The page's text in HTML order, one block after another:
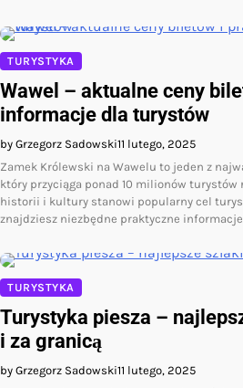
TURYSTYKA
Wawel – aktualne ceny
informacje dla turystów
by Grzegorz Sadowski11 lutego, 2025
Zamek Królewski na Wawelu to jeden z
który przyciąga ponad 10 milionów turystów
historii i kultury stanowi popularny cel
znajdziesz niezbędne praktyczne
TURYSTYKA
Turystyka piesza –
i za granicą
by Grzegorz Sadowski11 lutego, 2025